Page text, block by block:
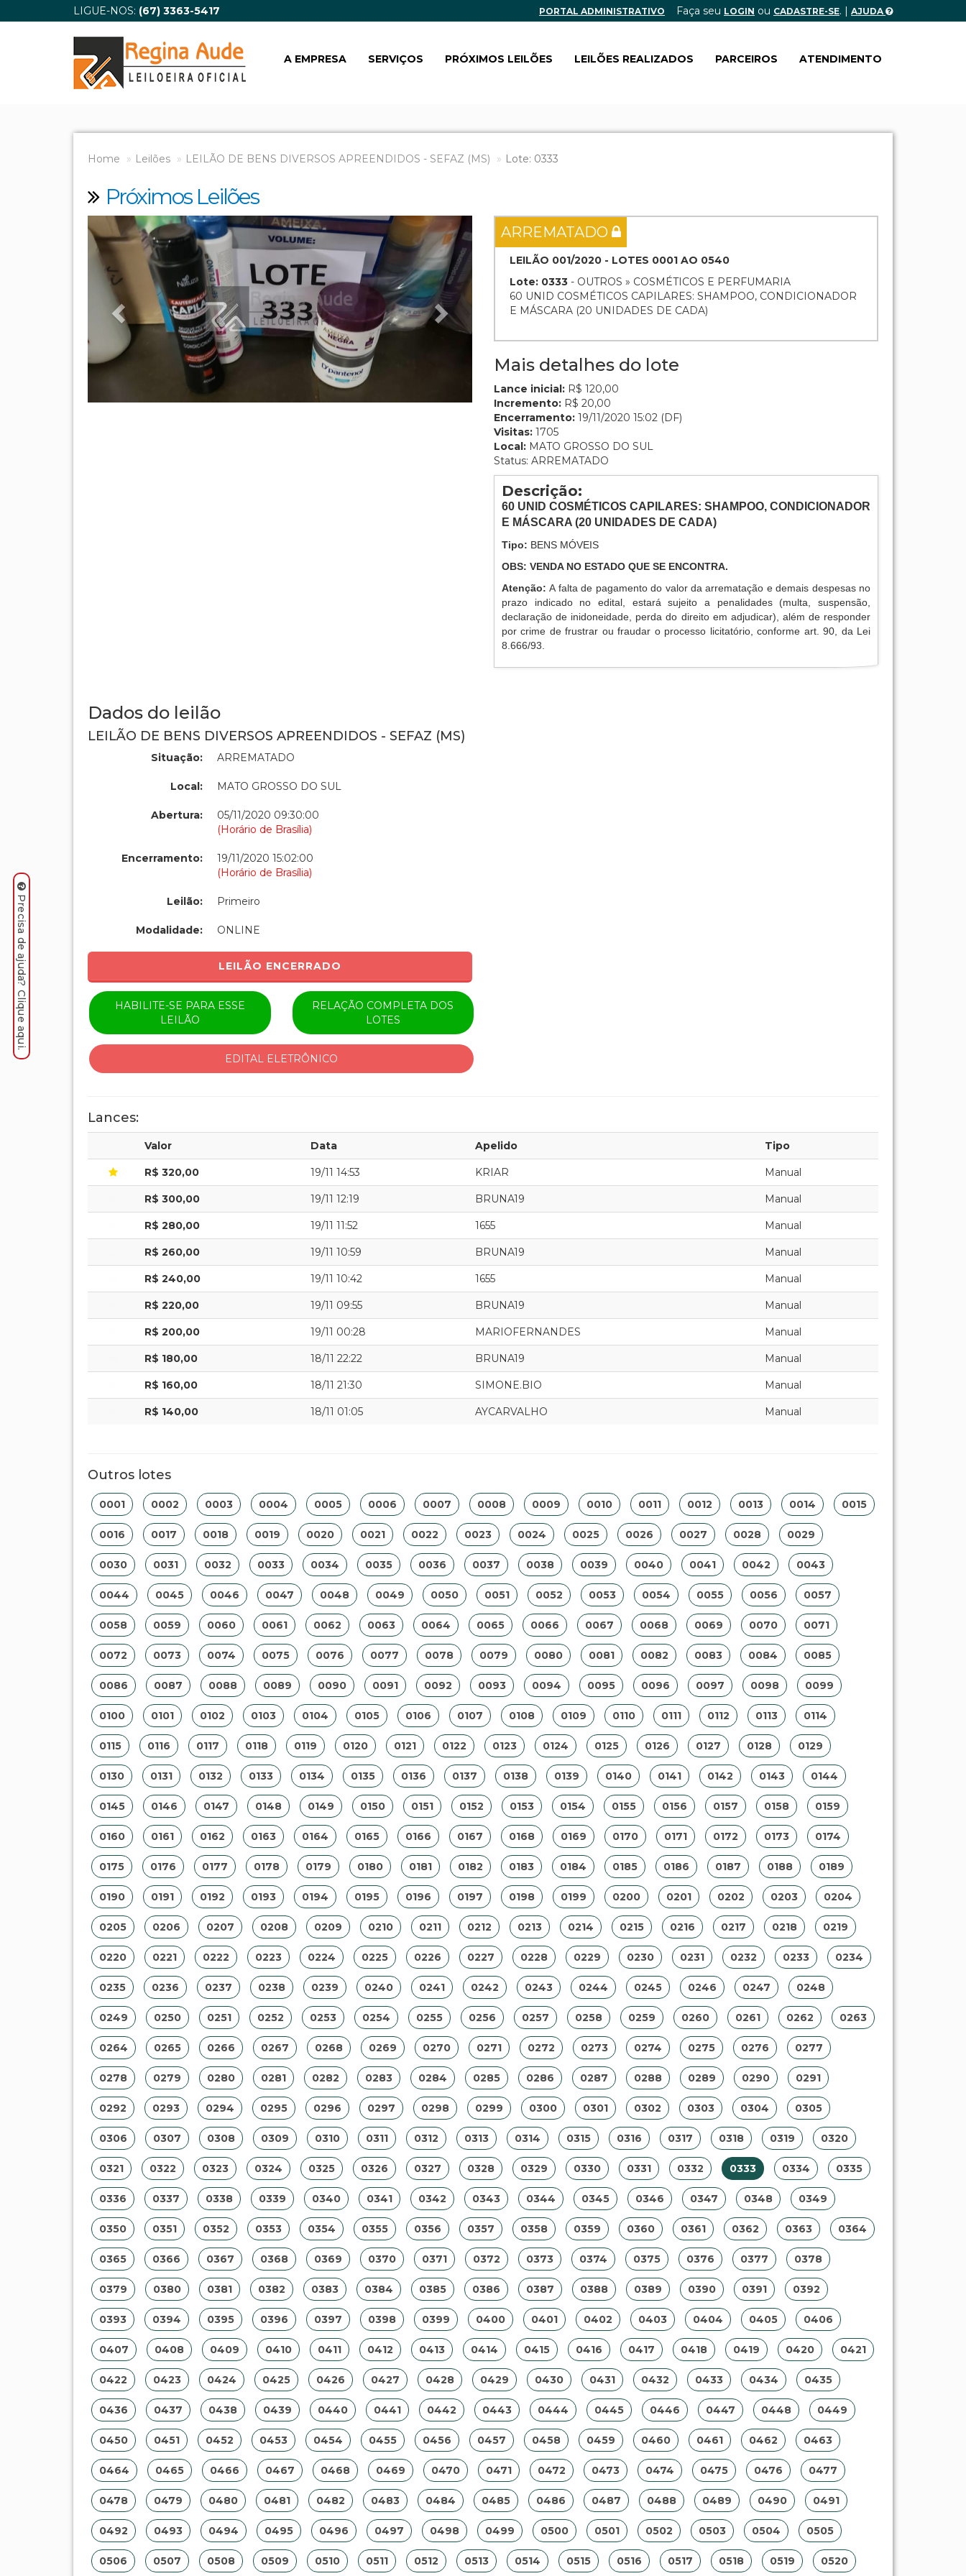
LIGUE-NOS: (67) 3363-5417 PORTAL ADMINISTRATIVO Faça seu LOGIN ou CADASTRE-SE. | AJUDA
A EMPRESA SERVIÇOS PRÓXIMOS LEILÕES LEILÕES REALIZADOS PARCEIROS ATENDIMENTO
Home Leilões LEILÃO DE BENS DIVERSOS APREENDIDOS - SEFAZ (MS) Lote: 0333
Próximos Leilões
Previous Next ARREMATADO
LEILÃO 001/2020 - LOTES 0001 AO 0540
Lote: 0333 - OUTROS » COSMÉTICOS E PERFUMARIA
60 UNID COSMÉTICOS CAPILARES: SHAMPOO, CONDICIONADOR
E MÁSCARA (20 UNIDADES DE CADA)
Mais detalhes do lote
Lance inicial: R$ 120,00
Incremento: R$ 20,00
Encerramento: 19/11/2020 15:02 (DF)
Visitas: 1705
Local: MATO GROSSO DO SUL
Status: ARREMATADO
Descrição:
60 UNID COSMÉTICOS CAPILARES: SHAMPOO, CONDICIONADOR
E MÁSCARA (20 UNIDADES DE CADA)
Tipo: BENS MÓVEIS
OBS: VENDA NO ESTADO QUE SE ENCONTRA.
Atenção:A falta de pagamento do valor da arrematação e demais despesas no
prazo indicado no edital, estará sujeito a penalidades (multa, suspensão,
declaração de inidoneidade, perda do direito em adjudicar), além de responder
por crime de frustrar ou fraudar o processo licitatório, conforme art. 90, da Lei
8.666/93.
Dados do leilão
LEILÃO DE BENS DIVERSOS APREENDIDOS - SEFAZ (MS)
Situação: ARREMATADO
Local: MATO GROSSO DO SUL
Abertura:
05/11/2020 09:30:00
(Horário de Brasília)
Encerramento:
19/11/2020 15:02:00
(Horário de Brasília)
Leilão: Primeiro
Modalidade: ONLINE
LEILÃO ENCERRADO
HABILITE-SE PARA ESSE
LEILÃO
RELAÇÃO COMPLETA DOS
LOTES
EDITAL ELETRÔNICO
Lances:
Valor Data Apelido Tipo
R$ 320,00 19/11 14:53 KRIAR Manual
R$ 300,00 19/11 12:19 BRUNA19 Manual
R$ 280,00 19/11 11:52 1655 Manual
R$ 260,00 19/11 10:59 BRUNA19 Manual
R$ 240,00 19/11 10:42 1655 Manual
R$ 220,00 19/11 09:55 BRUNA19 Manual
R$ 200,00 19/11 00:28 MARIOFERNANDES Manual
R$ 180,00 18/11 22:22 BRUNA19 Manual
R$ 160,00 18/11 21:30 SIMONE.BIO Manual
R$ 140,00 18/11 01:05 AYCARVALHO Manual
Outros lotes
0001 0002 0003 0004 0005 0006 0007 0008 0009 0010 0011 0012 0013 0014 0015
0016 0017 0018 0019 0020 0021 0022 0023 0024 0025 0026 0027 0028 0029
0030 0031 0032 0033 0034 0035 0036 0037 0038 0039 0040 0041 0042 0043
0044 0045 0046 0047 0048 0049 0050 0051 0052 0053 0054 0055 0056 0057
0058 0059 0060 0061 0062 0063 0064 0065 0066 0067 0068 0069 0070 0071
0072 0073 0074 0075 0076 0077 0078 0079 0080 0081 0082 0083 0084 0085
0086 0087 0088 0089 0090 0091 0092 0093 0094 0095 0096 0097 0098 0099
0100 0101 0102 0103 0104 0105 0106 0107 0108 0109 0110 0111 0112 0113 0114
0115 0116 0117 0118 0119 0120 0121 0122 0123 0124 0125 0126 0127 0128 0129
0130 0131 0132 0133 0134 0135 0136 0137 0138 0139 0140 0141 0142 0143 0144
0145 0146 0147 0148 0149 0150 0151 0152 0153 0154 0155 0156 0157 0158 0159
0160 0161 0162 0163 0164 0165 0166 0167 0168 0169 0170 0171 0172 0173 0174
0175 0176 0177 0178 0179 0180 0181 0182 0183 0184 0185 0186 0187 0188 0189
0190 0191 0192 0193 0194 0195 0196 0197 0198 0199 0200 0201 0202 0203 0204
0205 0206 0207 0208 0209 0210 0211 0212 0213 0214 0215 0216 0217 0218 0219
0220 0221 0222 0223 0224 0225 0226 0227 0228 0229 0230 0231 0232 0233 0234
0235 0236 0237 0238 0239 0240 0241 0242 0243 0244 0245 0246 0247 0248
0249 0250 0251 0252 0253 0254 0255 0256 0257 0258 0259 0260 0261 0262 0263
0264 0265 0266 0267 0268 0269 0270 0271 0272 0273 0274 0275 0276 0277
0278 0279 0280 0281 0282 0283 0284 0285 0286 0287 0288 0289 0290 0291
0292 0293 0294 0295 0296 0297 0298 0299 0300 0301 0302 0303 0304 0305
0306 0307 0308 0309 0310 0311 0312 0313 0314 0315 0316 0317 0318 0319 0320
0321 0322 0323 0324 0325 0326 0327 0328 0329 0330 0331 0332 0333 0334 0335
0336 0337 0338 0339 0340 0341 0342 0343 0344 0345 0346 0347 0348 0349
0350 0351 0352 0353 0354 0355 0356 0357 0358 0359 0360 0361 0362 0363 0364
0365 0366 0367 0368 0369 0370 0371 0372 0373 0374 0375 0376 0377 0378
0379 0380 0381 0382 0383 0384 0385 0386 0387 0388 0389 0390 0391 0392
0393 0394 0395 0396 0397 0398 0399 0400 0401 0402 0403 0404 0405 0406
0407 0408 0409 0410 0411 0412 0413 0414 0415 0416 0417 0418 0419 0420 0421
0422 0423 0424 0425 0426 0427 0428 0429 0430 0431 0432 0433 0434 0435
0436 0437 0438 0439 0440 0441 0442 0443 0444 0445 0446 0447 0448 0449
0450 0451 0452 0453 0454 0455 0456 0457 0458 0459 0460 0461 0462 0463
0464 0465 0466 0467 0468 0469 0470 0471 0472 0473 0474 0475 0476 0477
0478 0479 0480 0481 0482 0483 0484 0485 0486 0487 0488 0489 0490 0491
0492 0493 0494 0495 0496 0497 0498 0499 0500 0501 0502 0503 0504 0505
0506 0507 0508 0509 0510 0511 0512 0513 0514 0515 0516 0517 0518 0519 0520
Precisa de ajuda? Clique aqui.